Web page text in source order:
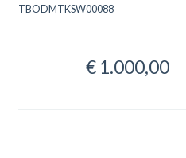
TBODMTKSW00088
€ 1.000,00